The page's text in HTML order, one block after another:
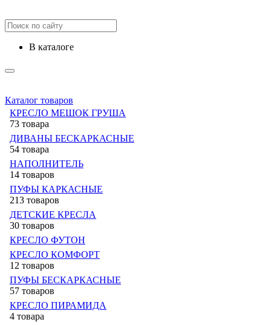
в каталоге
Каталог товаров
КРЕСЛО МЕШОК ГРУША
73 товара
ДИВАНЫ БЕСКАРКАСНЫЕ
54 товара
НАПОЛНИТЕЛЬ
14 товаров
ПУФЫ КАРКАСНЫЕ
213 товаров
ДЕТСКИЕ КРЕСЛА
30 товаров
КРЕСЛО ФУТОН
КРЕСЛО КОМФОРТ
12 товаров
ПУФЫ БЕСКАРКАСНЫЕ
57 товаров
КРЕСЛО ПИРАМИДА
4 товара